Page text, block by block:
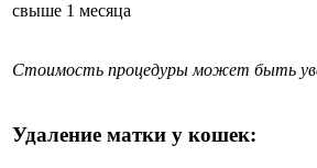
свыше 1 месяца
Стоимость процедуры может быть
Удаление матки у кошек: